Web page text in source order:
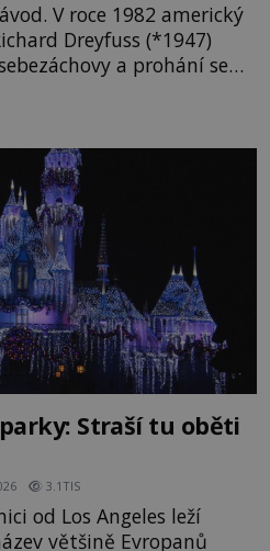
V roce 1982 americký
Dreyfuss (*1947)
a prohání se
jako utržený ze
když to Dreyfuss
kokain. Tímto
Straší tu oběti
3.1TIS
od Los Angeles leží
většině Evropanů